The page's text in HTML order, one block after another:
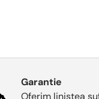
Garantie
Oferim linistea